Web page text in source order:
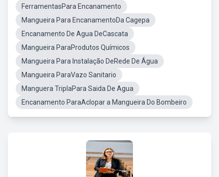
FerramentasPara Encanamento
Mangueira Para EncanamentoDa Cagepa
Encanamento De Agua DeCascata
Mangueira ParaProdutos Químicos
Mangueira Para Instalação DeRede De Água
Mangueira ParaVazo Sanitario
Manguera TriplaPara Saida De Agua
Encanamento ParaAclopar a Mangueira Do Bombeiro